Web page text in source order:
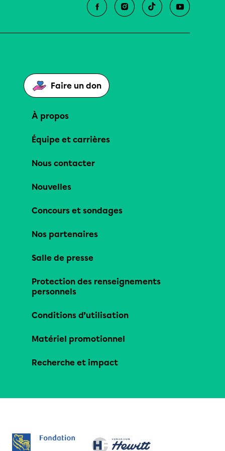
Faire un don
À propos
Équipe et carrières
Nous contacter
Nouvelles
Concours et sondages
Nos partenaires
Salle de presse
Protection des renseignements
personnels
Conditions d’utilisation
Matériel promotionnel
Recherche et impact